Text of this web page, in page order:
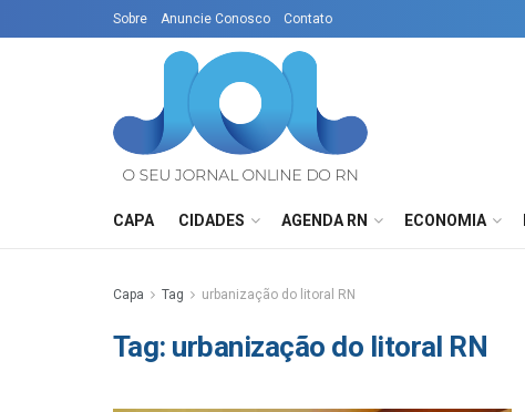
Sobre Anuncie Conosco Contato
CAPA CIDADES AGENDA RN ECONOMIA
Capa Tag urbanização do litoral RN
Tag: urbanização do litoral RN